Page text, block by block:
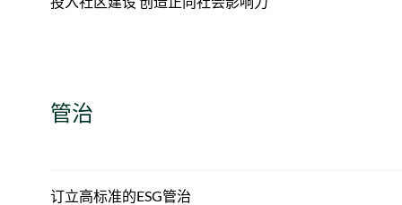
管治
订立高标准的ESG管治